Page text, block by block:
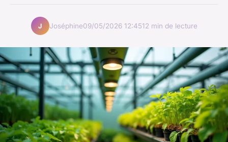
J Joséphine09/05/2026 12:4512 min de lecture